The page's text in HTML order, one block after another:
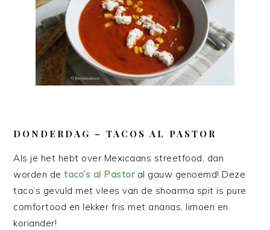
DONDERDAG – TACOS AL PASTOR
Als je het hebt over Mexicaans streetfood, dan
worden de taco’s al Pastoral gauw genoemd! Deze
taco’s gevuld met vlees van de shoarma spit is pure
comfortood en lekker fris met ananas, limoen en
koriander!